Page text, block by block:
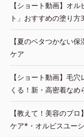
【ショート動画】オ
ト」おすすめの塗り方
【夏のベタつかない
ケア
【ショート動画】毛
くる！新・高密着な
【教えて！美容のプ
ケア*・オルビスユー